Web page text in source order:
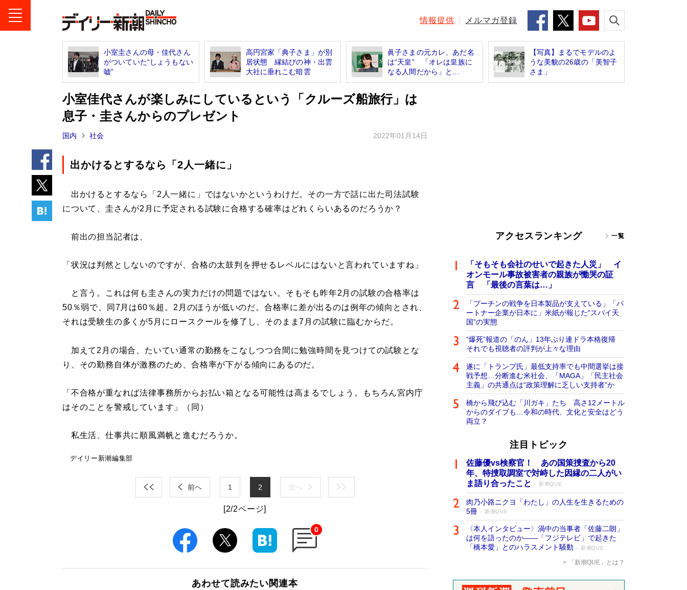
情報提供 メルマガ登録
小室圭さんの母・佳代さん
がついていた“しょうもない
嘘”
高円宮家「典子さま」が別
居状態 縁結びの神・出雲
大社に垂れこむ暗雲
眞子さまの元カレ、あだ名
は“天皇” 「オレは皇族に
なる人間だから」と...
【写真】まるでモデルのよ
うな美貌の26歳の「美智子
さま」
小室佳代さんが楽しみにしているという「クルーズ船旅行」は
息子・圭さんからのプレゼント
国内 社会 2022年01月14日
出かけるとするなら「2人一緒に」
出かけるとするなら「2人一緒に」ではないかというわけだ。その一方で話に出た司法試験
について、圭さんが2月に予定される試験に合格する確率はどれくらいあるのだろうか？
前出の担当記者は、
「状況は判然としないのですが、合格の太鼓判を押せるレベルにはないと言われていますね」
と言う。これは何も圭さんの実力だけの問題ではない。そもそも昨年2月の試験の合格率は
50％弱で、同7月は60％超。2月のほうが低いのだ。合格率に差が出るのは例年の傾向とされ、
それは受験生の多くが5月にロースクールを修了し、そのまま7月の試験に臨むからだ。
加えて2月の場合、たいてい通常の勤務をこなしつつ合間に勉強時間を見つけての試験とな
り、その勤務自体が激務のため、合格率が下がる傾向にあるのだ。
「不合格が重なれば法律事務所からお払い箱となる可能性は高まるでしょう。もちろん宮内庁
はそのことを警戒しています」（同）
私生活、仕事共に順風満帆と進むだろうか。
デイリー新潮編集部
前へ 1 2 次へ
[2/2ページ]
0
あわせて読みたい関連本
アクセスランキング 一覧
「そもそも会社のせいで起きた人災」 イ
オンモール事故被害者の親族が慟哭の証
言 「最後の言葉は…」
「プーチンの戦争を日本製品が支えている」「パ
ートナー企業が日本に」米紙が報じた“スパイ天
国”の実態
“爆死”報道の「のん」13年ぶり連ドラ本格復帰
それでも視聴者の評判が上々な理由
遂に「トランプ氏」最低支持率でも中間選挙は接
戦予想…分断進む米社会、「MAGA」「民主社会
主義」の共通点は“政策理解に乏しい支持者”か
橋から飛び込む「川ガキ」たち 高さ12メートル
からのダイブも…令和の時代、文化と安全はどう
両立？
注目トピック
佐藤優vs検察官！ あの国策捜査から20
年、特捜取調室で対峙した因縁の二人がい
ま語り合ったこと
新潮QUE
肉乃小路ニクヨ「わたし」の人生を生きるための
5冊
新潮QUE
〈本人インタビュー〉渦中の当事者「佐藤二朗」
は何を語ったのか――「フジテレビ」で起きた
「橋本愛」とのハラスメント騒動
新潮QUE
「新潮QUE」とは？